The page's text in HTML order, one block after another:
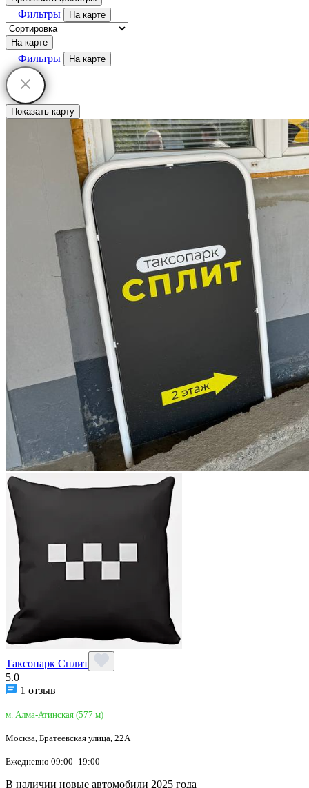
Фильтры На карте
На карте
Фильтры На карте
Показать карту
Таксопарк Сплит
5.0
1 отзыв
м. Алма-Атинская (577 м)
Москва, Братеевская улица, 22А
Ежедневно 09:00–19:00
В наличии новые автомобили 2025 года